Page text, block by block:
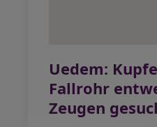
Uedem:
Fallrohr
Zeugen